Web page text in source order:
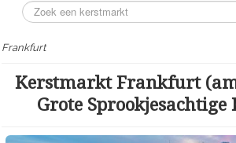
Zoeken...
Frankfurt
Kerstmarkt Frankfurt
Grote